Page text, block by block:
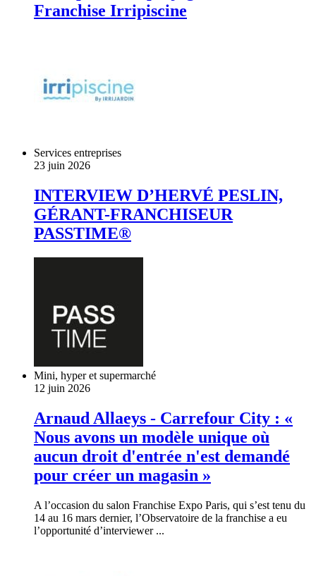
Franchise Irripiscine
Services entreprises
23 juin 2026
INTERVIEW D’HERVÉ PESLIN,
GÉRANT-FRANCHISEUR
PASSTIME®
Mini, hyper et supermarché
12 juin 2026
Arnaud Allaeys - Carrefour City : «
Nous avons un modèle unique où
aucun droit d'entrée n'est demandé
pour créer un magasin »
A l’occasion du salon Franchise Expo Paris, qui s’est tenu du
14 au 16 mars dernier, l’Observatoire de la franchise a eu
l’opportunité d’interviewer ...